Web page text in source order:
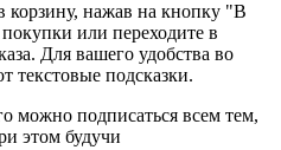
корзину, нажав на кнопку "В
или переходите в
Для вашего удобства во
текстовые подсказки.
можно подписаться всем тем,
этом будучи